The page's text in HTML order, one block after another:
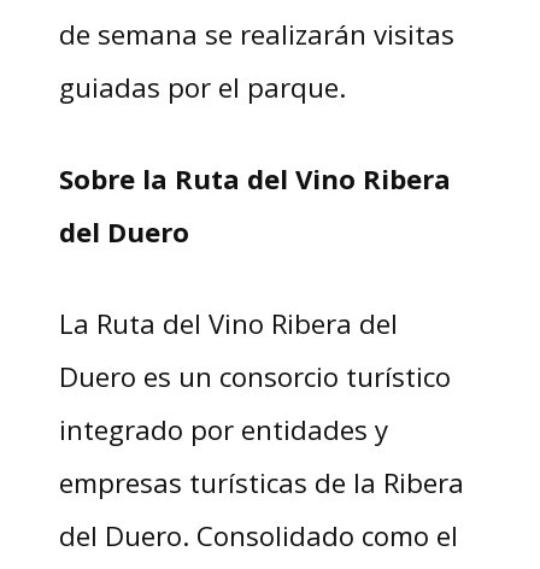
de semana se realizarán visitas
guiadas por el parque.
Sobre la Ruta del Vino Ribera
del Duero
La Ruta del Vino Ribera del
Duero es un consorcio turístico
integrado por entidades y
empresas turísticas de la Ribera
del Duero. Consolidado como el